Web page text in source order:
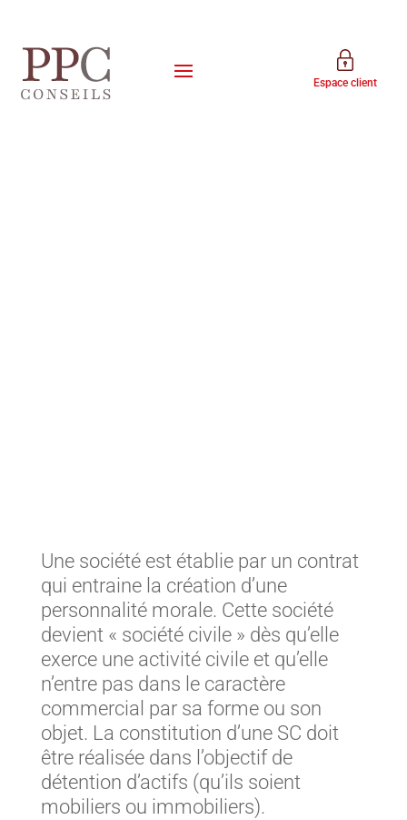
Espace client
Une société est établie par un contrat
qui entraine la création d’une
personnalité morale. Cette société
devient « société civile » dès qu’elle
exerce une activité civile et qu’elle
n’entre pas dans le caractère
commercial par sa forme ou son
objet. La constitution d’une SC doit
être réalisée dans l’objectif de
détention d’actifs (qu’ils soient
mobiliers ou immobiliers).